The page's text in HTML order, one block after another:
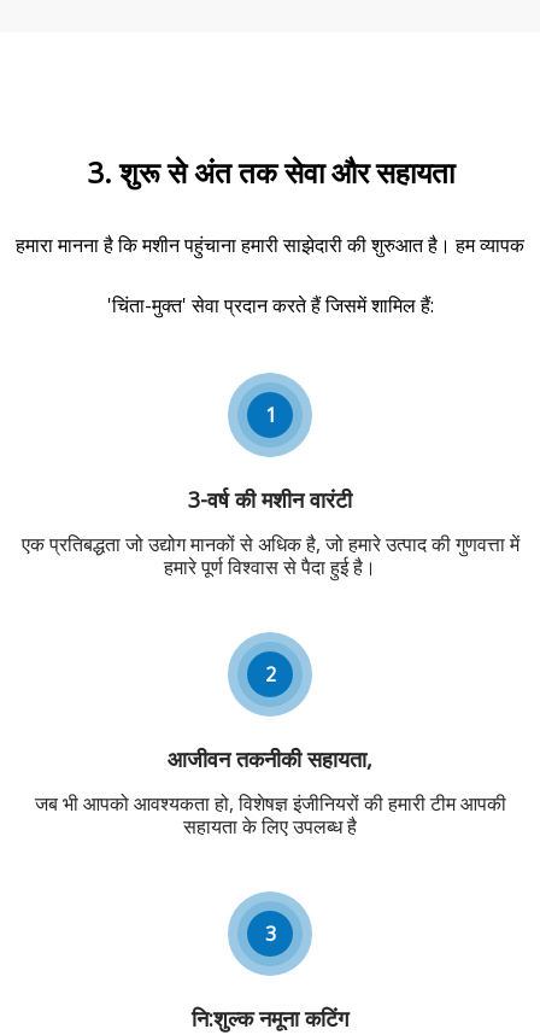
EU मशीनरी निर्देश 2006/42/EC,
कम वोल्टेज निर्देश 2014/35/EU,
करती है। 2014/30/ईयू।
प्रमाणपत्र संख्या
0P260623.JSTTT50, 22 जून
2031 तक वैध।
सेवा में लगातार गुणवत्ता नियंत्रण के
लिए कंपनी की प्रतिबद्धता को
3. शुरू से अंत तक सेवा और सहायता
हमारा मानना ​​है कि मशीन पहुंचाना हमारी साझेदारी की शुरुआत है। हम व्यापक
'चिंता-मुक्त' सेवा प्रदान करते हैं जिसमें शामिल हैं:
1
3-वर्ष की मशीन वारंटी
एक प्रतिबद्धता जो उद्योग मानकों से अधिक है, जो हमारे उत्पाद की गुणवत्ता में
हमारे पूर्ण विश्वास से पैदा हुई है।
2
आजीवन तकनीकी सहायता,
जब भी आपको आवश्यकता हो, विशेषज्ञ इंजीनियरों की हमारी टीम आपकी
सहायता के लिए उपलब्ध है
3
नि:शुल्क नमूना कटिंग